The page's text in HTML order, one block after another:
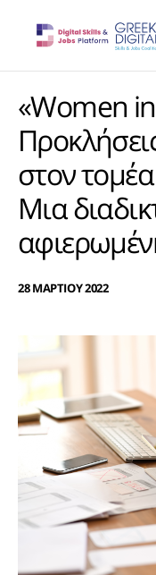
«Women
στον
Μια
28 ΜΑΡΤΙΟΥ 2022